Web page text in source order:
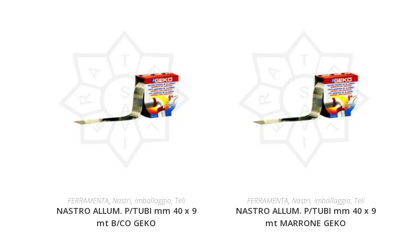
AGGIUNGI AL CARRELLO
FERRAMENTA, Nastri, Imballaggio, Teli
NASTRO ALLUM. P/TUBI mm 40 x 9
mt B/CO GEKO
AGGIUNGI AL CARRELLO
FERRAMENTA, Nastri, Imballaggio, Teli
NASTRO ALLUM. P/TUBI mm 40 x 9
mt MARRONE GEKO